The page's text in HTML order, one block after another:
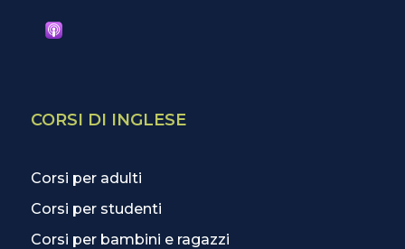
CORSI DI INGLESE
Corsi per adulti
Corsi per studenti
Corsi per bambini e ragazzi